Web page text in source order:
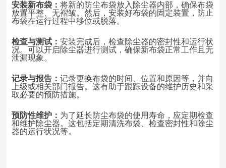
安装新布袋：将新的防尘布袋放入除尘器内部，确保布袋
放置平整、无褶皱。然后，安装好布袋的固定装置，防止
布袋在运行过程中移位或脱落。
检查与测试：安装完成后，检查除尘器的密封性和运行状
况。可以开启除尘器进行测试，确保新布袋正常工作且无
泄漏现象。
记录与报告：记录更换布袋的时间、位置和原因等，并向
上级或相关部门报告。这有助于跟踪设备的维护历史和采
取必要的预防措施。
预防性维护： 为了延长防尘布袋的使用寿命，应定期检查
和维护除尘器。这包括定期清洗布袋、检查密封性和除尘
器的运行状况等。